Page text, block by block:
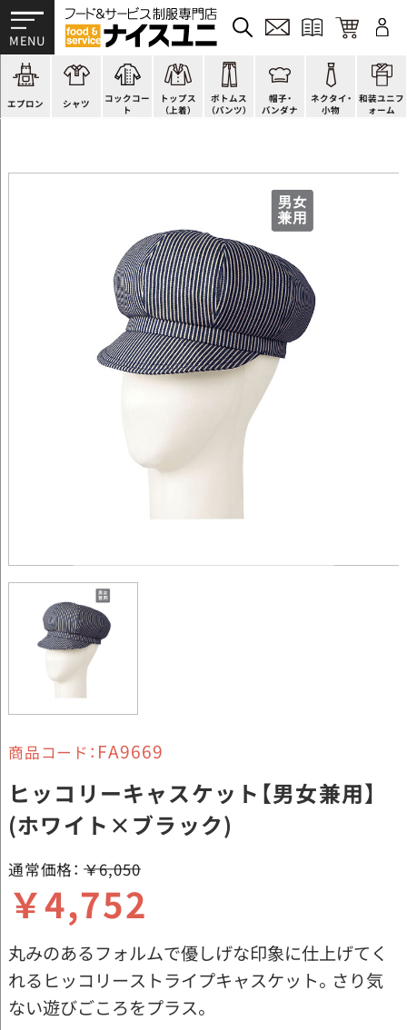
エプロン
かぶり型
スモック風
厨房用
ラップエプロン
シャツ
ピンタック
Tシャツ
ポロシャツ
和風シャツ(Asian)コックコー
ト
ショップコート
スタンダード
ファッション
キッズ
トップス
（上着）
法被(はっぴ)
調理白衣
カットソー
ジャンバー
ボトムス
（パンツ）
イージーパンツ
ワンピース
厨房シューズ
フロアシューズ
帽子・
バンダナ
洋帽子
コック帽
衛生帽子
ヘアネット
ネクタイ・
小物
ネクタイ
蝶ネクタイ
リボン・スカーフ
クロスタイ
和装ユニフ
ォーム
帯
草履、足袋など
着付小物
きもの
商品コード： FA9669
ヒッコリーキャスケット【男女兼用】
(ホワイト×ブラック)
通常価格： ￥6,050
￥4,752
丸みのあるフォルムで優しげな印象に仕上げてく
れるヒッコリーストライプキャスケット。さり気
ない遊びごころをプラス。